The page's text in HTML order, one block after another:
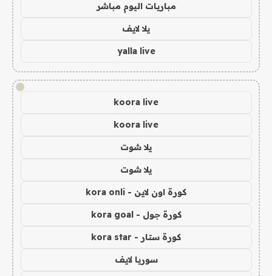
مباريات اليوم مباشر
يلا لايف
yalla live
!
koora live
koora live
يلا شوت
يلا شوت
كورة اون لاين - kora onli
كورة جول - kora goal
كورة ستار - kora star
سوريا لايف